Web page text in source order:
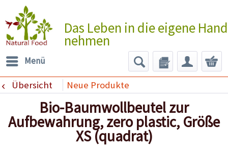
Das Leben in die eigene Hand
nehmen
Menü
Übersicht Neue Produkte
Bio-Baumwollbeutel zur
Aufbewahrung, zero plastic, Größe
XS (quadrat)